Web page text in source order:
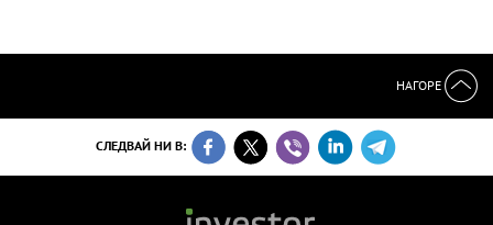
НАГОРЕ
СЛЕДВАЙ НИ В: